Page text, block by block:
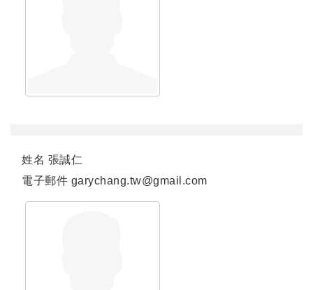
姓名 張誠仁
電子郵件 garychang.tw@gmail.com